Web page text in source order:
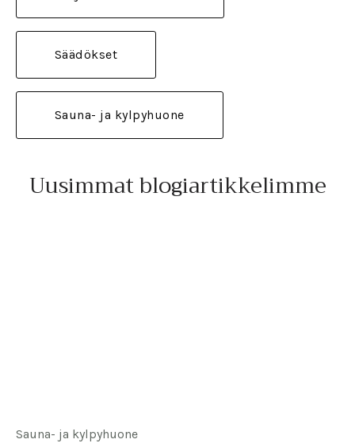
Säädökset
Sauna- ja kylpyhuone
Uusimmat blogiartikkelimme
Sauna- ja kylpyhuone